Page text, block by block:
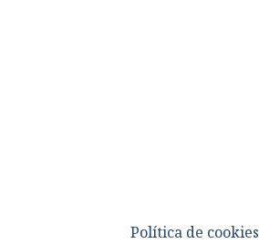
Política de cookies